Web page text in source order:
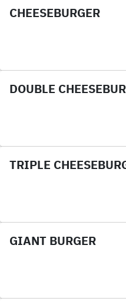
CHEESEBURGER
DOUBLE
TRIPLE
GIANT BURGER